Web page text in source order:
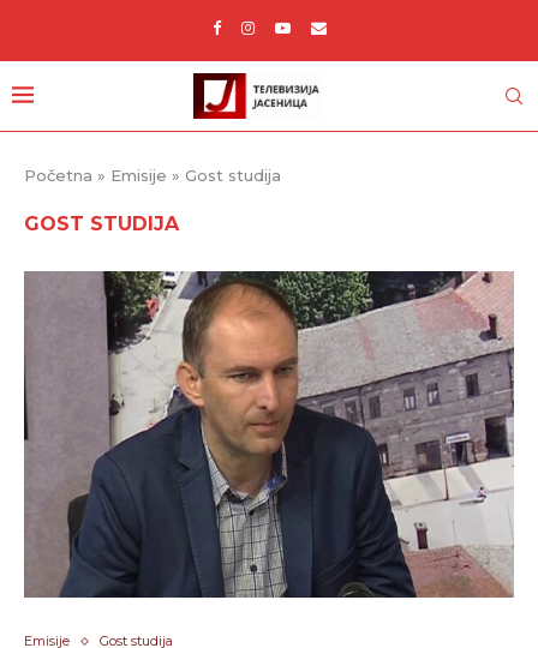
Početna » Emisije » Gost studija
GOST STUDIJA
Emisije Gost studija